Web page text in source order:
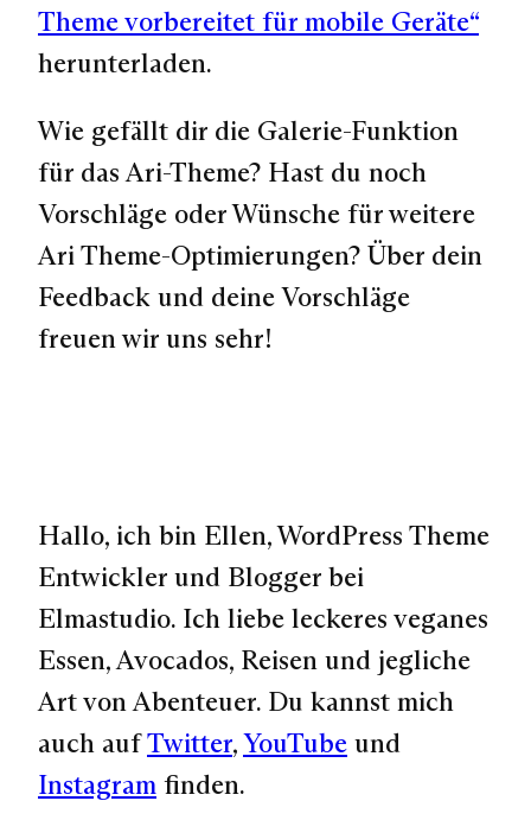
Theme vorbereitet für mobile Geräte“
herunterladen.
Wie gefällt dir die Galerie-Funktion
für das Ari-Theme? Hast du noch
Vorschläge oder Wünsche für weitere
Ari Theme-Optimierungen? Über dein
Feedback und deine Vorschläge
freuen wir uns sehr!
Hallo, ich bin Ellen, WordPress Theme
Entwickler und Blogger bei
Elmastudio. Ich liebe leckeres veganes
Essen, Avocados, Reisen und jegliche
Art von Abenteuer. Du kannst mich
auch aufTwitter,YouTube und
Instagram finden.